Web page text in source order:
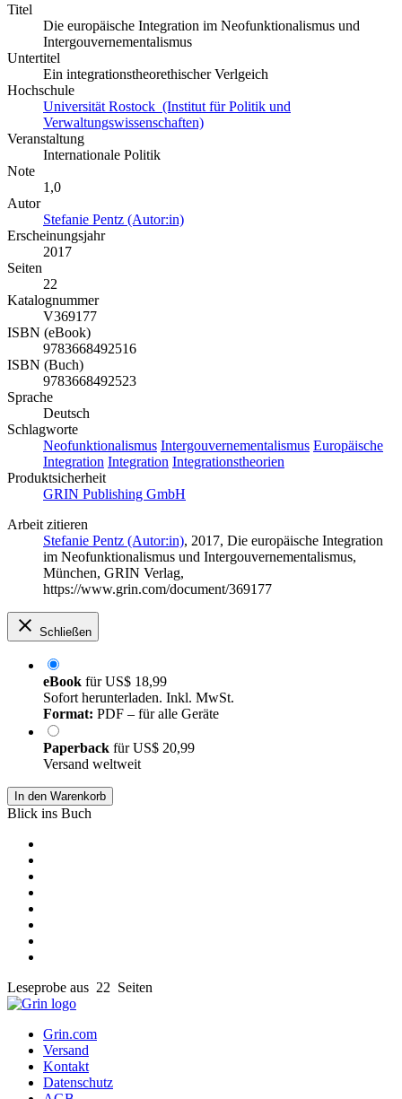
Titel
Die europäische Integration im Neofunktionalismus und
Intergouvernementalismus
Untertitel
Ein integrationstheorethischer Verlgeich
Hochschule
Universität Rostock (Institut für Politik und
Verwaltungswissenschaften)
Veranstaltung
Internationale Politik
Note
1,0
Autor
Stefanie Pentz (Autor:in)
Erscheinungsjahr
2017
Seiten
22
Katalognummer
V369177
ISBN (eBook)
9783668492516
ISBN (Buch)
9783668492523
Sprache
Deutsch
Schlagworte
Neofunktionalismus Intergouvernementalismus Europäische
Integration Integration Integrationstheorien
Produktsicherheit
GRIN Publishing GmbH
Arbeit zitieren
Stefanie Pentz (Autor:in), 2017, Die europäische Integration
im Neofunktionalismus und Intergouvernementalismus,
München, GRIN Verlag,
https://www.grin.com/document/369177
Schließen
eBook fürUS$ 18,99
Sofort herunterladen. Inkl. MwSt.
Format: PDF – für alle Geräte
Paperback fürUS$ 20,99
Versand weltweit
In den Warenkorb
Blick ins Buch
Leseprobe aus 22 Seiten
Grin.com
Versand
Kontakt
Datenschutz